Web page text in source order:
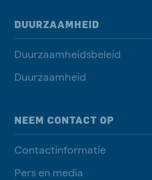
DUURZAAMHEID
Duurzaamheidsbeleid
Duurzaamheid
NEEM CONTACT OP
Contactinformatie
Pers en media